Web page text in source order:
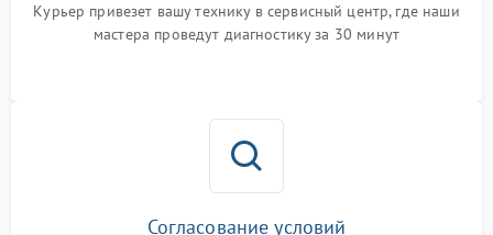
Курьер привезет вашу технику в сервисный центр, где наши
мастера проведут диагностику за 30 минут
Согласование условий